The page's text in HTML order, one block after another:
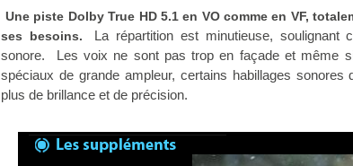
Une piste Dolby True HD 5.1 en VO comme en VF,
ses besoins.
La répartition est minutieuse,
sonore. Les voix ne sont pas trop en façade et même
spéciaux de grande ampleur, certains habillages
plus de brillance et de précision.